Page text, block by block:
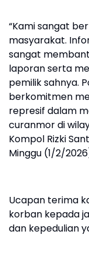
“Kami sangat
masyarakat.
sangat
laporan serta
pemilik sahnya.
berkomitmen
represif dalam
curanmor di
Kompol Rizki
Minggu (1/2/
Ucapan terima
korban kepada
dan kepedulian